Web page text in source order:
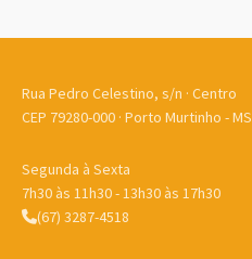
Rua Pedro Celestino, s/n · Centro
CEP 79280-000 · Porto Murtinho - MS
Segunda à Sexta
7h30 às 11h30 - 13h30 às 17h30
(67) 3287-4518